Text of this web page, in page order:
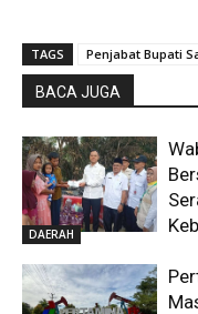
TAGS Penjabat Bupati
BACA JUGA
DAERAH